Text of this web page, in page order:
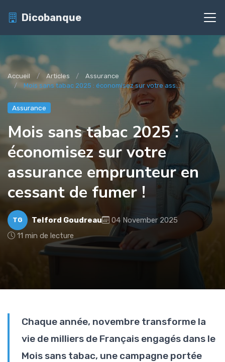
Dicobanque
Accueil Articles
Assurance
Mois sans tabac 2025 : économisez sur votre ass...
Assurance
Mois sans tabac 2025 :
économisez sur votre
assurance emprunteur en
cessant de fumer !
TG Telford Goudreau
04 November 2025
11 min de lecture
Chaque année, novembre transforme la
vie de milliers de Français engagés dans le
Mois sans tabac, une campagne portée